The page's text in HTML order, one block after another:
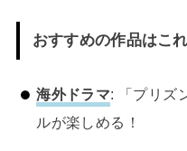
おすすめの作品はこれ
海外ドラマ: 「プリズ
ルが楽しめる！